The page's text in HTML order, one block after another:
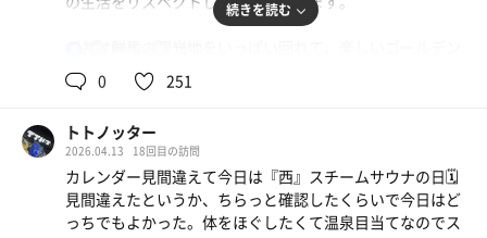
ウィークを過ごしているんだがお。
こんにゃくパークでは、群馬のプリンス・中山秀征、通称
こんにゃく大使という、群馬では1番リスペクトされる偉
い偉い仕事をしている方なんだがお。畏れ多いことに、お
てての上に乗せていただき感謝がお。
ひでちゃんをお風呂の王様と同じくらい尊敬しますがお。
ひでちゃん、引き続きよろしくお願いしますがお。
続きを読む
0 251
トトノッター
2026.04.13 18回目の訪問
カレンダー見間違えて今日は『西』スチームサウナの日🗓️
見間違えたというか、ちらっと確認したくらいで今日はど
っちでもよかった。体をほぐしたくて温泉目当てなのでス